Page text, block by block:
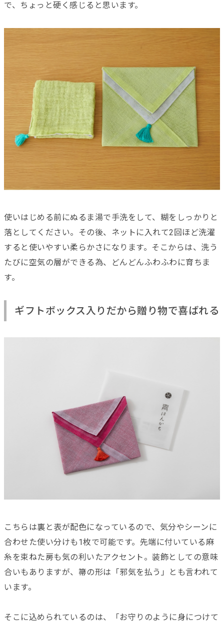
で、ちょっと硬く感じると思います。
使いはじめる前にぬるま湯で手洗をして、糊をしっかりと
落としてください。その後、ネットに入れて2回ほど洗濯
すると使いやすい柔らかさになります。そこからは、洗う
たびに空気の層ができる為、どんどんふわふわに育ちま
す。
ギフトボックス入りだから贈り物で喜ばれる
こちらは裏と表が配色になっているので、気分やシーンに
合わせた使い分けも1枚で可能です。先端に付いている麻
糸を束ねた房も気の利いたアクセント。装飾としての意味
合いもありますが、箒の形は「邪気を払う」とも言われて
います。
そこに込められているのは、「お守りのように身につけて